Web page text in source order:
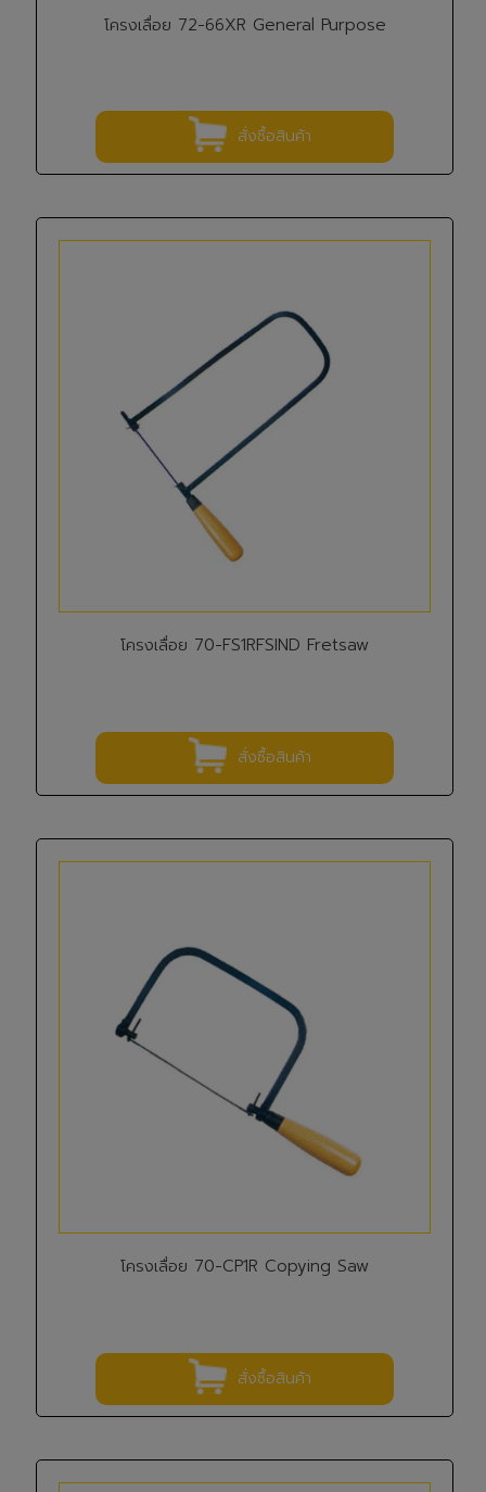
โครงเลื่อย 72-66XR General Purpose
สั่งซื้อสินค้า
โครงเลื่อย 70-FS1RFSIND Fretsaw
สั่งซื้อสินค้า
โครงเลื่อย 70-CP1R Copying Saw
สั่งซื้อสินค้า